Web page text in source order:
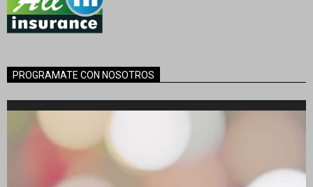
PROGRAMATE CON NOSOTROS
Reproductor